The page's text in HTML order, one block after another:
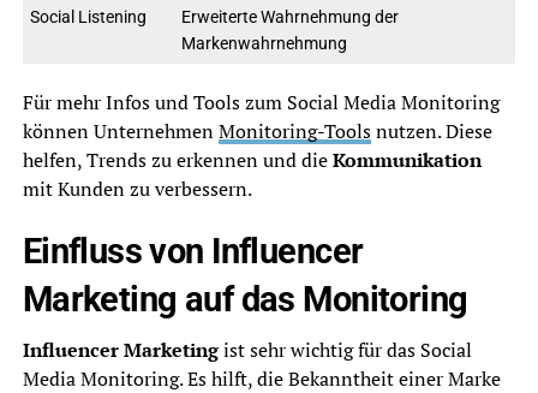
Social Listening
Erweiterte Wahrnehmung der
Markenwahrnehmung
Für mehr Infos und Tools zum Social Media Monitoring
können UnternehmenMonitoring-Toolsnutzen. Diese
helfen, Trends zu erkennen und dieKommunikation
mit Kunden zu verbessern.
Einfluss von Influencer
Marketing auf das Monitoring
Influencer Marketingist sehr wichtig für das Social
Media Monitoring. Es hilft, die Bekanntheit einer Marke